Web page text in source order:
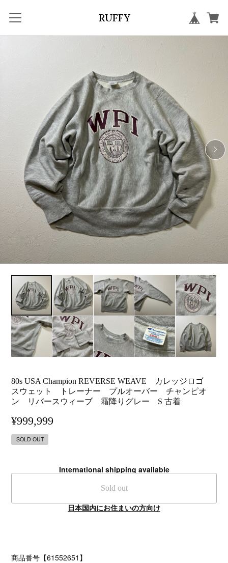
RUFFY
80s USA Champion REVERSE WEAVE カレッジロゴ
スウェット トレーナー プルオーバー チャンピオ
ン リバースウィーブ 霜降りグレー S 古着
¥999,999
SOLD OUT
International shipping available
Sold out
日本国内にお住まいの方向け
商品番号【61552651】